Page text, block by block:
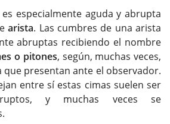
especialmente aguda y abrupta
arista. Las cumbres de una arista
abruptas recibiendo el nombre
o pitones, según, muchas veces,
que presentan ante el observador.
entre sí estas cimas suelen ser
y muchas veces se